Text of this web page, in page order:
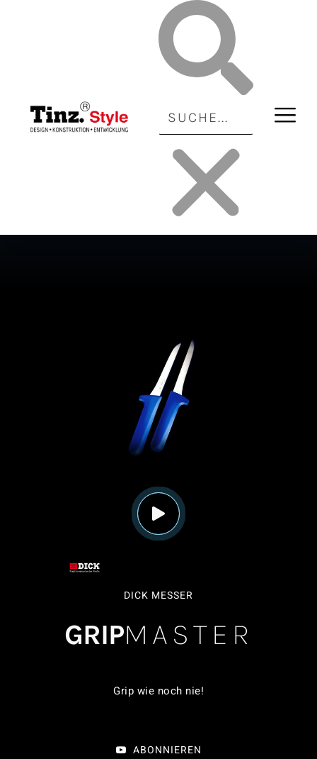
HAUSHALT
HAUSHALT | HAUSHALTSGERÄTE
DICK MESSER GRIPMASTER
DICK MESSER
GRIPMASTER
Grip wie noch nie!
ABONNIEREN